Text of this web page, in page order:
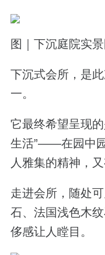
图｜下沉庭院实景
下沉式会所，是
一。
它最终希望呈现
生活”——在园中
人雅集的精神，
走进会所，随处
石、法国浅色木
侈感让人瞠目。